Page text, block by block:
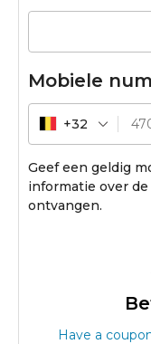
Mobiele
+32
Geef een geldig
informatie over
ontvangen.
Have a